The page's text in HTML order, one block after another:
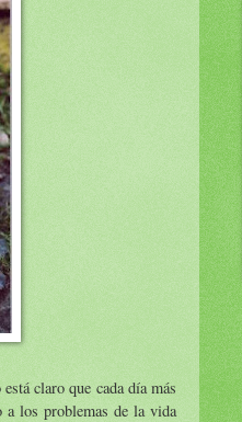
claro que cada día más
a los problemas de la vida